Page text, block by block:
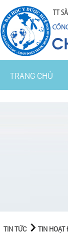
TRANG CHỦ
TIN TỨC TIN HOẠT